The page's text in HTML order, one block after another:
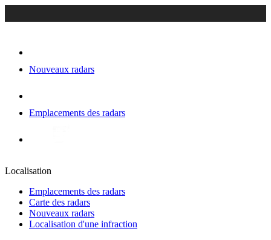
Nouveaux radars
Emplacements des radars
Localisation
Emplacements des radars
Carte des radars
Nouveaux radars
Localisation d'une infraction